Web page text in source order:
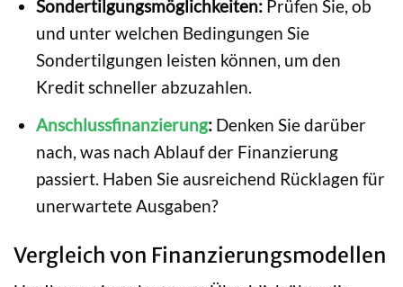
Sondertilgungsmöglichkeiten:Prüfen Sie, ob
und unter welchen Bedingungen Sie
Sondertilgungen leisten können, um den
Kredit schneller abzuzahlen.
Anschlussfinanzierung:Denken Sie darüber
nach, was nach Ablauf der Finanzierung
passiert. Haben Sie ausreichend Rücklagen für
unerwartete Ausgaben?
Vergleich von Finanzierungsmodellen